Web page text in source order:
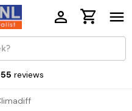
reviews